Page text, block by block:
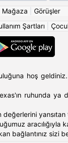
Mağaza
Görüşler
Şartları
hoş
ruhunda
değerlerini
aracılığıyla
bağlantınız sizi